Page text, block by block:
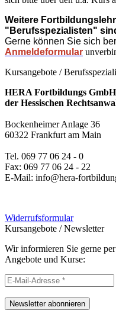
Weitere
"Berufsspezialisten"
Gerne können Sie sich
Anmeldeformular
Kursangebote /
HERA Fortbildungs GmbH
der Hessischen
Bockenheimer Anlage 36
60322 Frankfurt am Main
Tel. 069 77 06 24 - 0
Fax: 069 77 06 24 - 22
E-Mail: info@hera-
Widerrufsformular
Kursangebote /Newsletter
Wir informieren Sie gerne
Angebote und Kurse:
Newsletter abonnieren